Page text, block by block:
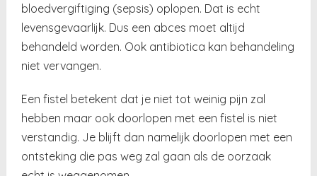
bloedvergiftiging (sepsis) oplopen. Dat is echt
levensgevaarlijk. Dus een abces moet altijd
behandeld worden. Ook antibiotica kan behandeling
niet vervangen.
Een fistel betekent dat je niet tot weinig pijn zal
hebben maar ook doorlopen met een fistel is niet
verstandig. Je blijft dan namelijk doorlopen met een
ontsteking die pas weg zal gaan als de oorzaak